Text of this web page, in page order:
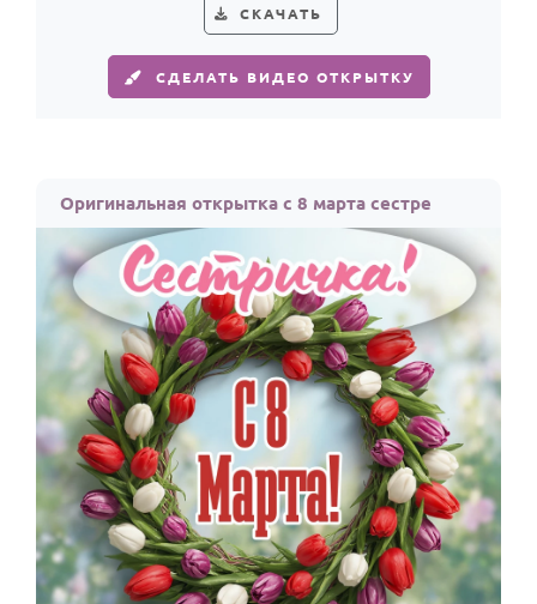
СКАЧАТЬ
СДЕЛАТЬ ВИДЕО ОТКРЫТКУ
Оригинальная открытка с 8 марта сестре